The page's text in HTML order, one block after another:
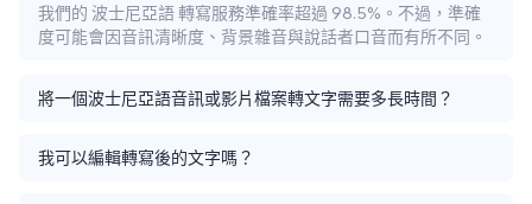
我們的 波士尼亞語 轉寫服務準確率超過 98.5%。不過，準確
度可能會因音訊清晰度、背景雜音與說話者口音而有所不同。
將一個波士尼亞語音訊或影片檔案轉文字需要多長時間？
我可以編輯轉寫後的文字嗎？